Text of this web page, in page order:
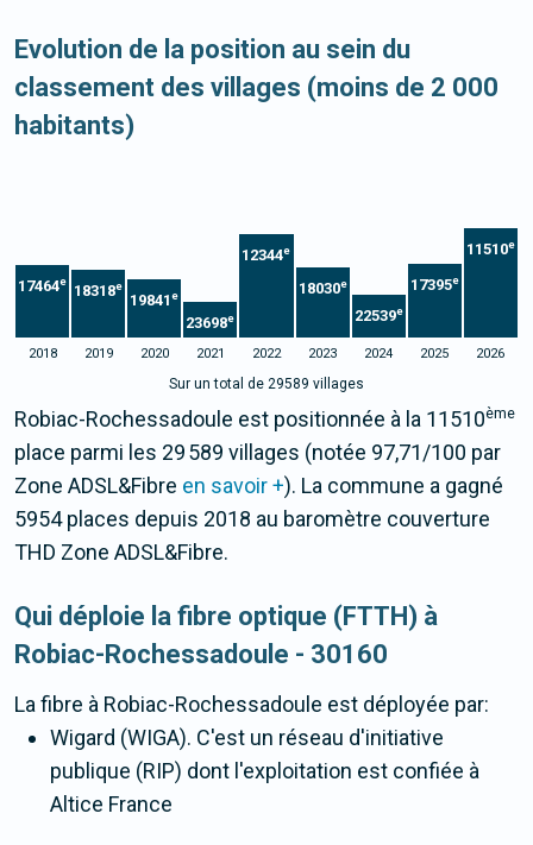
Evolution de la position au sein du
classement des villages (moins de 2 000
habitants)
17464e
18318e
19841e
23698e
12344e
18030e
22539e
17395e
11510e
2018 2019 2020 2021 2022 2023 2024 2025 2026
Sur un total de 29589 villages
Robiac-Rochessadoule est positionnée à la 11510ème
place parmi les 29 589 villages (notée 97,71/100 par
Zone ADSL&Fibre en savoir +). La commune a gagné
5954 places depuis 2018 au baromètre couverture
THD Zone ADSL&Fibre.
Qui déploie la fibre optique (FTTH) à
Robiac-Rochessadoule - 30160
La fibre à Robiac-Rochessadoule est déployée par:
Wigard (WIGA). C'est un réseau d'initiative
publique (RIP) dont l'exploitation est confiée à
Altice France